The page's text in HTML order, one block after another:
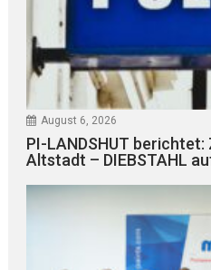
August 6, 2026
PI-LANDSHUT berichtet:
Altstadt – DIEBSTAHL